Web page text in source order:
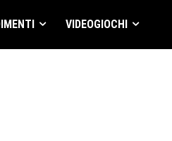
VIDEOGIOCHI